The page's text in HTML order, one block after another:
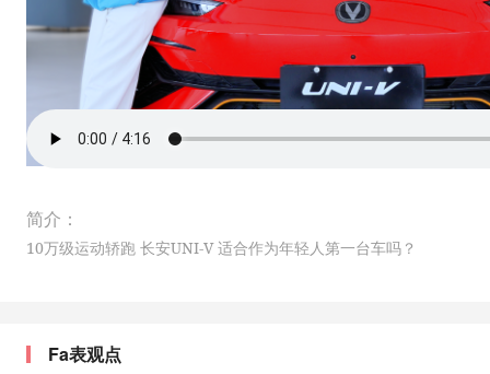
简介：
10万级运动轿跑 长安UNI-V 适合作为年轻人第一台车吗？
Fa表观点